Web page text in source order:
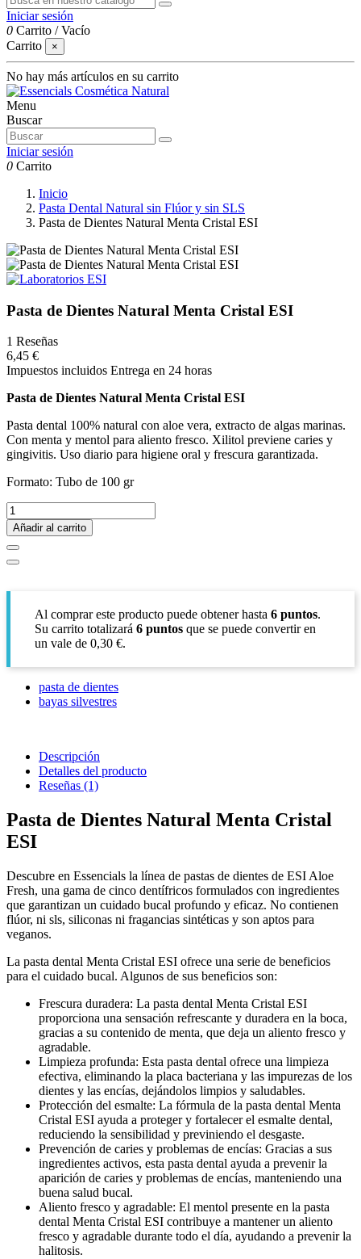
Iniciar sesión
0 Carrito /Vacío
Carrito
×
No hay más artículos en su carrito
Menu
Buscar
Iniciar sesión
0 Carrito
Inicio
Pasta Dental Natural sin Flúor y sin SLS
Pasta de Dientes Natural Menta Cristal ESI
Pasta de Dientes Natural Menta Cristal ESI
1 Reseñas
6,45 €
Impuestos incluidos Entrega en 24 horas
Pasta de Dientes Natural Menta Cristal ESI
Pasta dental 100% natural con aloe vera, extracto de algas marinas.
Con menta y mentol para aliento fresco. Xilitol previene caries y
gingivitis. Uso diario para higiene oral y frescura garantizada.
Formato: Tubo de 100 gr
Añadir al carrito
Al comprar este producto puede obtener hasta 6 puntos.
Su carrito totalizará 6 puntos que se puede convertir en
un vale de 0,30 €.
pasta de dientes
bayas silvestres
Descripción
Detalles del producto
Reseñas (1)
Pasta de Dientes Natural Menta Cristal
ESI
Descubre en Essencials la línea de pastas de dientes de ESI Aloe
Fresh, una gama de cinco dentífricos formulados con ingredientes
que garantizan un cuidado bucal profundo y eficaz. No contienen
flúor, ni sls, siliconas ni fragancias sintéticas y son aptos para
veganos.
La pasta dental Menta Cristal ESI ofrece una serie de beneficios
para el cuidado bucal. Algunos de sus beneficios son:
Frescura duradera: La pasta dental Menta Cristal ESI
proporciona una sensación refrescante y duradera en la boca,
gracias a su contenido de menta, que deja un aliento fresco y
agradable.
Limpieza profunda: Esta pasta dental ofrece una limpieza
efectiva, eliminando la placa bacteriana y las impurezas de los
dientes y las encías, dejándolos limpios y saludables.
Protección del esmalte: La fórmula de la pasta dental Menta
Cristal ESI ayuda a proteger y fortalecer el esmalte dental,
reduciendo la sensibilidad y previniendo el desgaste.
Prevención de caries y problemas de encías: Gracias a sus
ingredientes activos, esta pasta dental ayuda a prevenir la
aparición de caries y problemas de encías, manteniendo una
buena salud bucal.
Aliento fresco y agradable: El mentol presente en la pasta
dental Menta Cristal ESI contribuye a mantener un aliento
fresco y agradable durante todo el día, ayudando a prevenir la
halitosis.